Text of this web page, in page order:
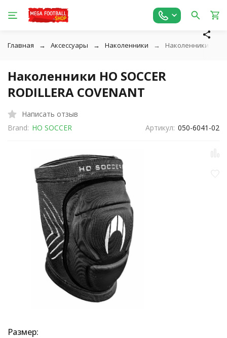
Главная Аксессуары Наколенники Наколенники HO
Наколенники HO SOCCER
RODILLERA COVENANT
Написать отзыв
Brand: HO SOCCER Артикул: 050-6041-02
Размер: